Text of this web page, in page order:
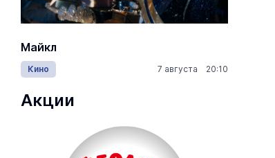
Майкл
Кино 7 августа 20:10
Акции